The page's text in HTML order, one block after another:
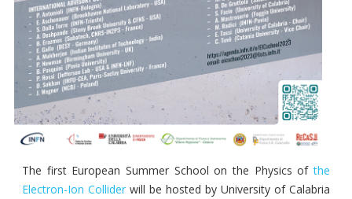
The first European Summer School on the Physics ofthe
Electron-Ion Collider will be hosted by University of Calabria